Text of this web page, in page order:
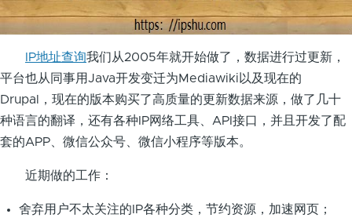
IP地址查询我们从2005年就开始做了，数据进行过更新，
平台也从同事用Java开发变迁为Mediawiki以及现在的
Drupal，现在的版本购买了高质量的更新数据来源，做了几十
种语言的翻译，还有各种IP网络工具、API接口，并且开发了配
套的APP、微信公众号、微信小程序等版本。
近期做的工作：
舍弃用户不太关注的IP各种分类，节约资源，加速网页；